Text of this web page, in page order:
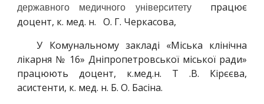
державного медичного університету
працює
доцент, к. мед. н. О. Г. Черкасова,
У Комунальному закладі «Міська клінічна
лікарня № 16» Дніпропетровської міської ради»
працюють доцент, к.мед.н. Т .В. Кірєєва,
асистенти, к. мед. н. Б. О. Басіна.